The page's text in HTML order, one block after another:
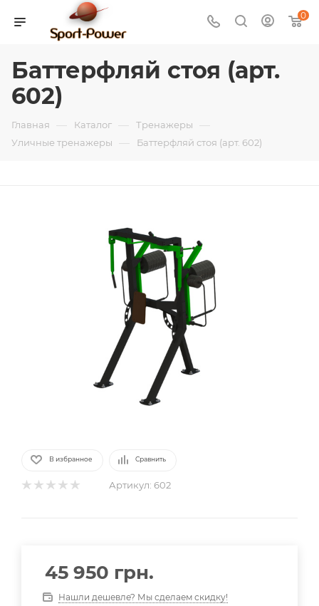
0
Баттерфляй стоя (арт.
602)
Главная — Каталог — Тренажеры —
Уличные тренажеры — Баттерфляй стоя (арт. 602)
В избранное Сравнить
Артикул: 602
45 950 грн.
Нашли дешевле? Мы сделаем скидку!